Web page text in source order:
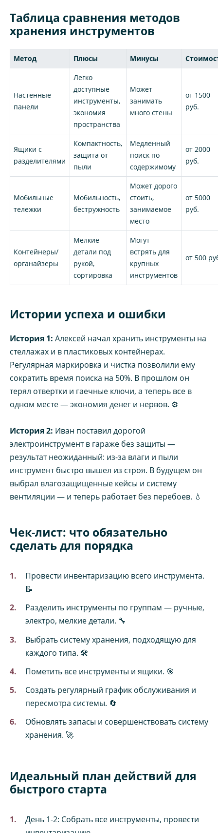
Таблица сравнения методов
хранения инструментов
Метод Плюсы Минусы
Настенные
панели
Легко
доступные
инструменты,
экономия
пространства
Может
занимать
много стены
от 1500
руб.
Ящики с
разделителями
Компактность,
защита от
пыли
Медленный
поиск по
содержимому
от 2000
руб.
Мобильные
тележки
Мобильность,
бестружность
Может дорого
стоить,
занимаемое
место
от 5000
руб.
Контейнеры/
органайзеры
Мелкие
детали под
рукой,
сортировка
Могут
встрять для
крупных
инструментов
от 500
Истории успеха и ошибки
История 1: Алексей начал хранить инструменты на
стеллажах и в пластиковых контейнерах.
Регулярная маркировка и чистка позволили ему
сократить время поиска на 50%. В прошлом он
терял отвертки и гаечные ключи, а теперь все в
одном месте — экономия денег и нервов. ⚙️
История 2: Иван поставил дорогой
электроинструмент в гараже без защиты —
результат неожиданный: из-за влаги и пыли
инструмент быстро вышел из строя. В будущем он
выбрал влагозащищенные кейсы и систему
вентиляции — и теперь работает без перебоев. 💧
Чек-лист: что обязательно
сделать для порядка
Провести инвентаризацию всего инструмента.
📝
Разделить инструменты по группам — ручные,
электро, мелкие детали. 🔧
Выбрать систему хранения, подходящую для
каждого типа. 🛠️
Пометить все инструменты и ящики. 🎯
Создать регулярный график обслуживания и
пересмотра системы. 🔄
Обновлять запасы и совершенствовать систему
хранения. 🚀
Идеальный план действий для
быстрого старта
День 1-2: Собрать все инструменты, провести